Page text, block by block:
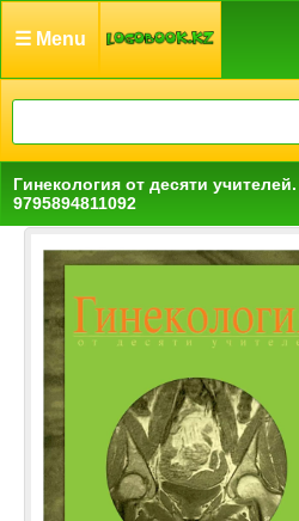
☰ Menu
Гинекология от десяти
9795894811092